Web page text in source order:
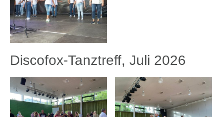
Discofox-Tanztreff, Juli 2026